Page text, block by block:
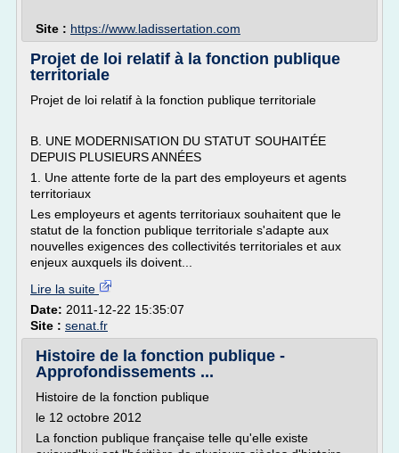
Site : https://www.ladissertation.com
Projet de loi relatif à la fonction publique
territoriale
Projet de loi relatif à la fonction publique territoriale
B. UNE MODERNISATION DU STATUT SOUHAITÉE
DEPUIS PLUSIEURS ANNÉES
1. Une attente forte de la part des employeurs et agents
territoriaux
Les employeurs et agents territoriaux souhaitent que le
statut de la fonction publique territoriale s'adapte aux
nouvelles exigences des collectivités territoriales et aux
enjeux auxquels ils doivent...
Lire la suite
Date: 2011-12-22 15:35:07
Site : senat.fr
Histoire de la fonction publique -
Approfondissements ...
Histoire de la fonction publique
le 12 octobre 2012
La fonction publique française telle qu'elle existe